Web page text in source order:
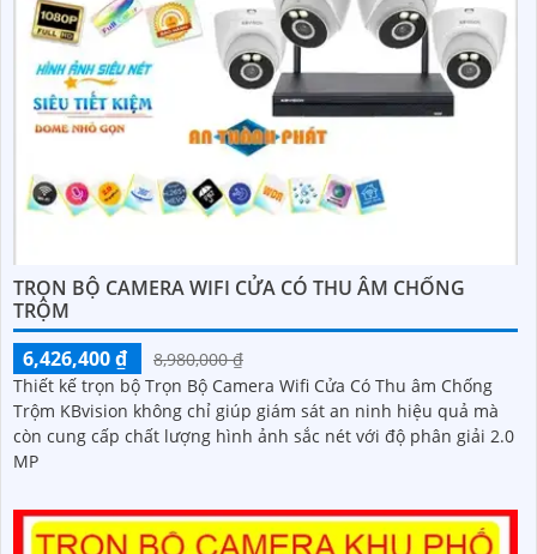
TRỌN BỘ CAMERA WIFI CỬA CÓ THU ÂM CHỐNG
TRỘM
6,426,400 ₫
8,980,000 ₫
Thiết kế trọn bộ Trọn Bộ Camera Wifi Cửa Có Thu âm Chống
Trộm KBvision không chỉ giúp giám sát an ninh hiệu quả mà
còn cung cấp chất lượng hình ảnh sắc nét với độ phân giải 2.0
MP